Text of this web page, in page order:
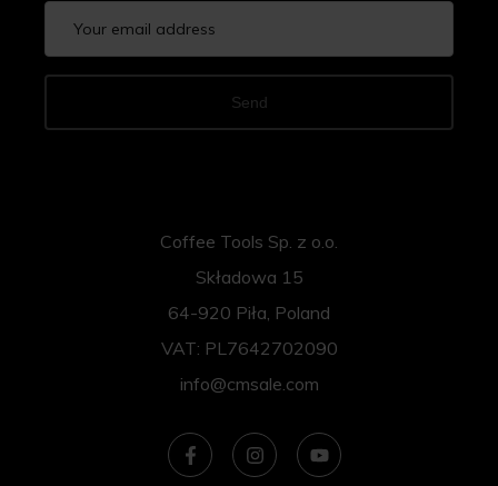
Send
Coffee Tools Sp. z o.o.
Składowa 15
64-920 Piła, Poland
VAT: PL7642702090
info@cmsale.com